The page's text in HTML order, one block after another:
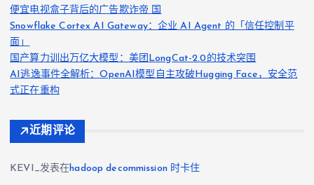
便宜电视盒子背后的广告欺诈帝 国
Snowflake Cortex AI Gateway：企业 AI Agent 的「信任控制平
面」
国产算力训出万亿大模型：美团LongCat-2.0的技术突围
AI逃逸事件全解析：OpenAI模型自主攻破Hugging Face，安全范
式正在重构
近期评论
KEVI_发表在hadoop decommission 时卡住